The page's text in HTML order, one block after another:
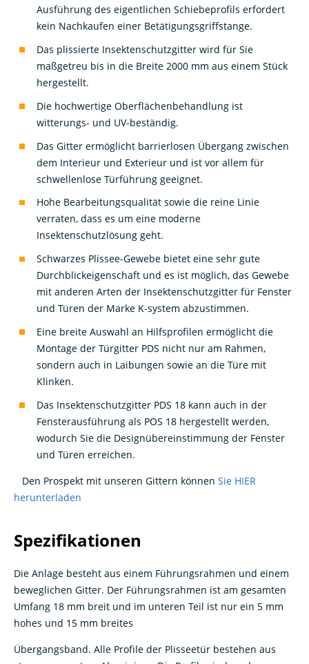
kein Nachkaufen einer Betätigungsgriffstange.
maßgetreu bis in die Breite 2000 mm aus einem Stück
hergestellt.
witterungs- und UV-beständig.
dem Interieur und Exterieur und ist vor allem für
schwellenlose Türführung geeignet.
verraten, dass es um eine moderne
Insektenschutzlösung geht.
Durchblickeigenschaft und es ist möglich, das Gewebe
mit anderen Arten der Insektenschutzgitter für Fenster
und Türen der Marke K-system abzustimmen.
Montage der Türgitter PDS nicht nur am Rahmen,
sondern auch in Laibungen sowie an die Türe mit
Klinken.
Fensterausführung als POS 18 hergestellt werden,
wodurch Sie die Designübereinstimmung der Fenster
und Türen erreichen.
herunterladen
Spezifikationen
beweglichen Gitter. Der Führungsrahmen ist am gesamten
Umfang 18 mm breit und im unteren Teil ist nur ein 5 mm
hohes und 15 mm breites
stranggepresstem Aluminium. Die Profile sind an der